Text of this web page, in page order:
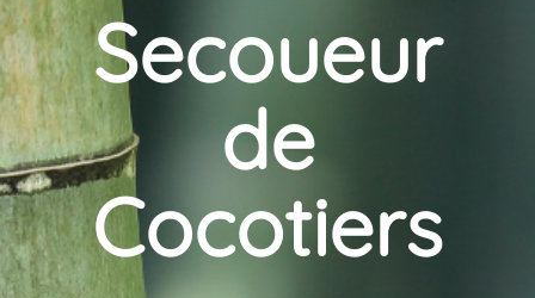
Secoueur
de
Cocotiers